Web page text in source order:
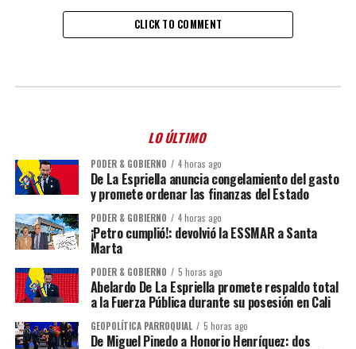
CLICK TO COMMENT
LO ÚLTIMO
PODER & GOBIERNO 4 horas ago
De La Espriella anuncia congelamiento del gasto
y promete ordenar las finanzas del Estado
PODER & GOBIERNO 4 horas ago
¡Petro cumplió!: devolvió la ESSMAR a Santa
Marta
PODER & GOBIERNO 5 horas ago
Abelardo De La Espriella promete respaldo total
a la Fuerza Pública durante su posesión en Cali
GEOPOLÍTICA PARROQUIAL 5 horas ago
De Miguel Pinedo a Honorio Henríquez: dos